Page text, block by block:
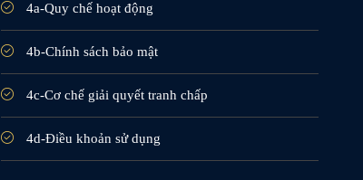
4a-Quy chế hoạt động
4b-Chính sách bảo mật
4c-Cơ chế giải quyết tranh chấp
4d-Điều khoản sử dụng